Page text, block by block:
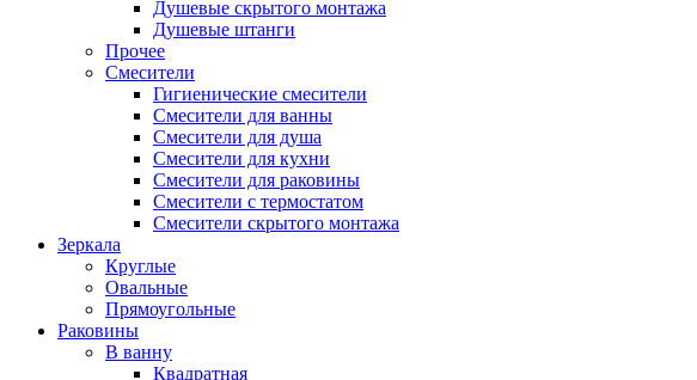
Душевые скрытого монтажа
Душевые штанги
Прочее
Смесители
Гигиенические смесители
Смесители для ванны
Смесители для душа
Смесители для кухни
Смесители для раковины
Смесители с термостатом
Смесители скрытого монтажа
Зеркала
Круглые
Овальные
Прямоугольные
Раковины
В ванну
Квадратная